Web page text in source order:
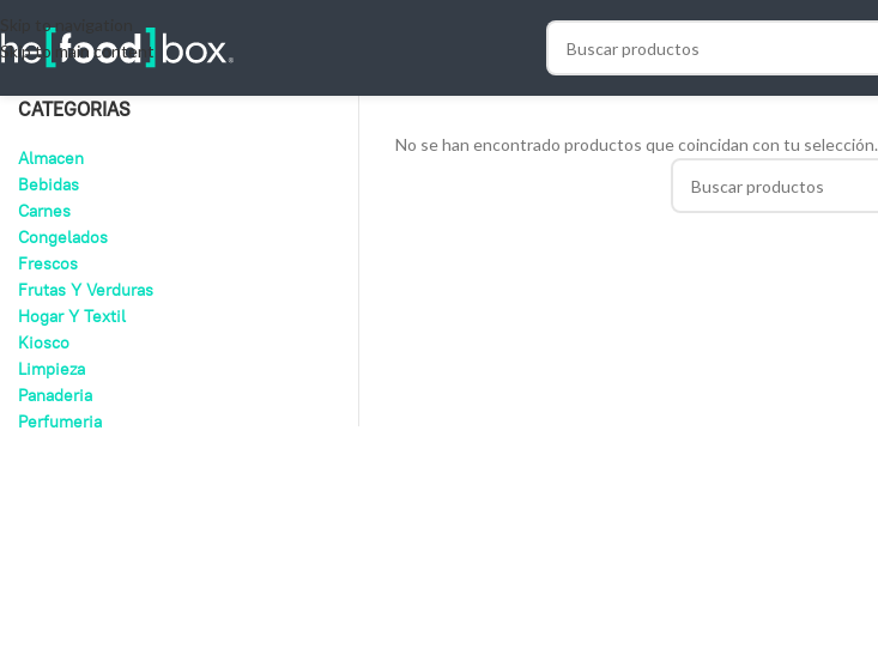
Skip to navigation
Skip to main content
CATEGORIAS
Almacen
Bebidas
Carnes
Congelados
Frescos
Frutas Y Verduras
Hogar Y Textil
Kiosco
Limpieza
Panaderia
Perfumeria
No se han encontrado productos que coincidan con tu selección.